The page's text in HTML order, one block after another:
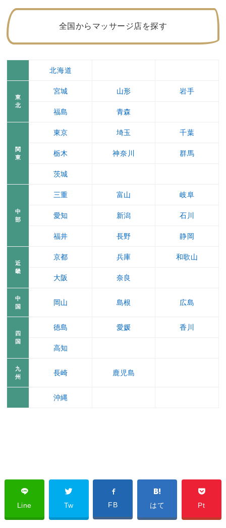
全国からマッサージ店を探す
北海道
東
北
宮城 山形 岩手
福島 青森
関
東
東京 埼玉 千葉
栃木 神奈川 群馬
茨城
中
部
三重 富山 岐阜
愛知 新潟 石川
福井 長野 静岡
近
畿
京都 兵庫 和歌山
大阪 奈良
中
国
岡山 島根 広島
四
国
徳島 愛媛 香川
高知
九
州
長崎 鹿児島
沖縄
Line Tw FB はて Pt